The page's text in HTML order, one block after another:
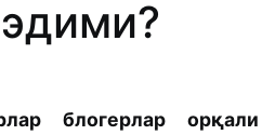
блогерлар орқали